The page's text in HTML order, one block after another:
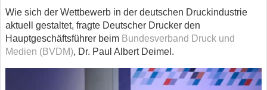
Wie sich der Wettbewerb in der deutschen Druckindustrie
aktuell gestaltet, fragte Deutscher Drucker den
Hauptgeschäftsführer beim Bundesverband Druck und
Medien (BVDM), Dr. Paul Albert Deimel.